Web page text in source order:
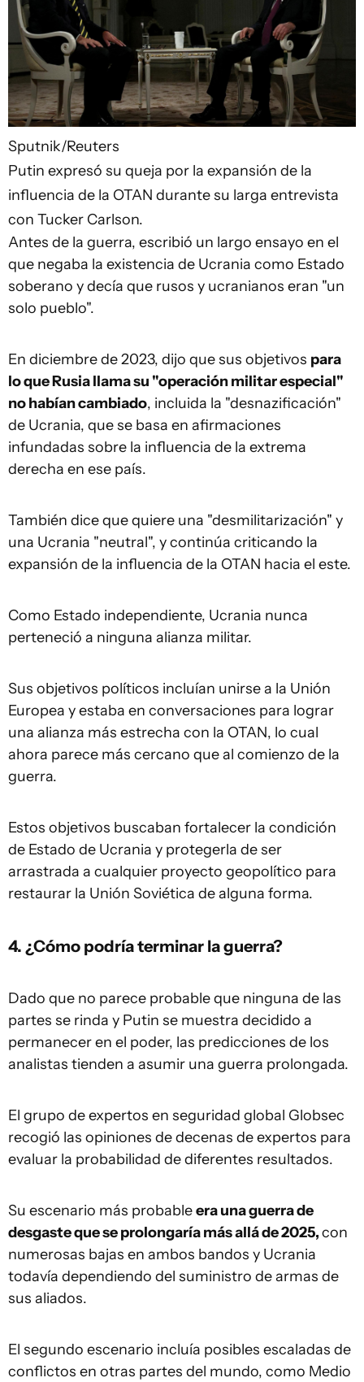
Sputnik/Reuters
Putin expresó su queja por la expansión de la
influencia de la OTAN durante su larga entrevista
con Tucker Carlson.
Antes de la guerra, escribió un largo ensayo en el
que negaba la existencia de Ucrania como Estado
soberano y decía que rusos y ucranianos eran "un
solo pueblo".
En diciembre de 2023, dijo que sus objetivos para
lo que Rusia llama su "operación militar especial"
no habían cambiado, incluida la "desnazificación"
de Ucrania, que se basa en afirmaciones
infundadas sobre la influencia de la extrema
derecha en ese país.
También dice que quiere una "desmilitarización" y
una Ucrania "neutral", y continúa criticando la
expansión de la influencia de la OTAN hacia el este.
Como Estado independiente, Ucrania nunca
perteneció a ninguna alianza militar.
Sus objetivos políticos incluían unirse a la Unión
Europea y estaba en conversaciones para lograr
una alianza más estrecha con la OTAN, lo cual
ahora parece más cercano que al comienzo de la
guerra.
Estos objetivos buscaban fortalecer la condición
de Estado de Ucrania y protegerla de ser
arrastrada a cualquier proyecto geopolítico para
restaurar la Unión Soviética de alguna forma.
4. ¿Cómo podría terminar la guerra?
Dado que no parece probable que ninguna de las
partes se rinda y Putin se muestra decidido a
permanecer en el poder, las predicciones de los
analistas tienden a asumir una guerra prolongada.
El grupo de expertos en seguridad global Globsec
recogió las opiniones de decenas de expertos para
evaluar la probabilidad de diferentes resultados.
Su escenario más probableera una guerra de
desgaste que se prolongaría más allá de 2025,con
numerosas bajas en ambos bandos y Ucrania
todavía dependiendo del suministro de armas de
sus aliados.
El segundo escenario incluía posibles escaladas de
conflictos en otras partes del mundo, como Medio